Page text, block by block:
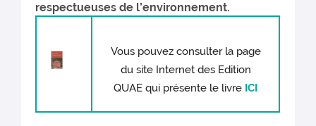
respectueuses de l’environnement.
Vous pouvez consulter la page
du site Internet des Edition
QUAE qui présente le livre ICI